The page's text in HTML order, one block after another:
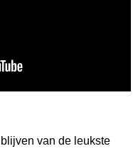
van de leukste